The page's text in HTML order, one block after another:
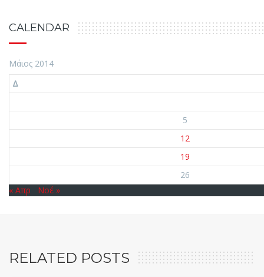
CALENDAR
Μάιος 2014
Δ
5
12
19
26
« Απρ
Νοέ »
RELATED POSTS